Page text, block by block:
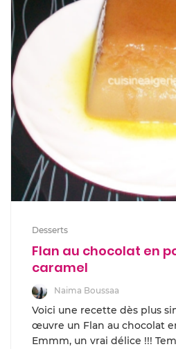
Desserts
Flan au chocolat en
caramel
Naima Boussaa
Voici une recette dès plus
œuvre un Flan au chocolat
Emmm, un vrai délice !!!